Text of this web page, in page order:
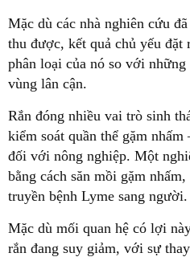
Mặc dù các nhà nghiên cứu
thu được, kết quả chủ yếu đặt
phân loại của nó so với
vùng lân cận.
Rắn đóng nhiều vai trò sinh
kiểm soát quần thể gặm
đối với nông nghiệp. Một
bằng cách săn mồi gặm
truyền bệnh Lyme sang người.
Mặc dù mối quan hệ có lợi
rắn đang suy giảm, với sự